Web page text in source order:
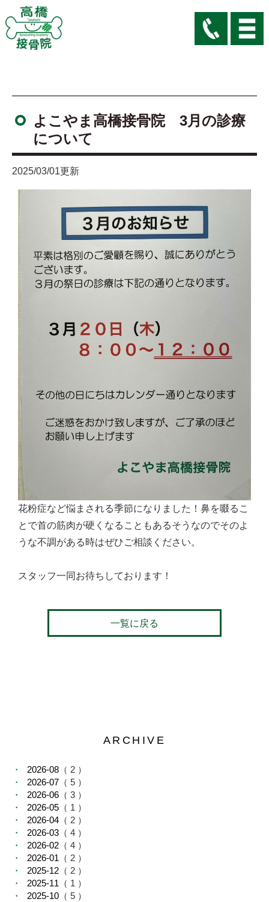
よこやま高橋接骨院 3月の診療
について
2025/03/01更新
花粉症など悩まされる季節になりました！鼻を啜るこ
とで首の筋肉が硬くなることもあるそうなのでそのよ
うな不調がある時はぜひご相談ください。
スタッフ一同お待ちしております！
一覧に戻る
ARCHIVE
2026-08 （ 2 ）
2026-07 （ 5 ）
2026-06 （ 3 ）
2026-05 （ 1 ）
2026-04 （ 2 ）
2026-03 （ 4 ）
2026-02 （ 4 ）
2026-01 （ 2 ）
2025-12 （ 2 ）
2025-11 （ 1 ）
2025-10 （ 5 ）